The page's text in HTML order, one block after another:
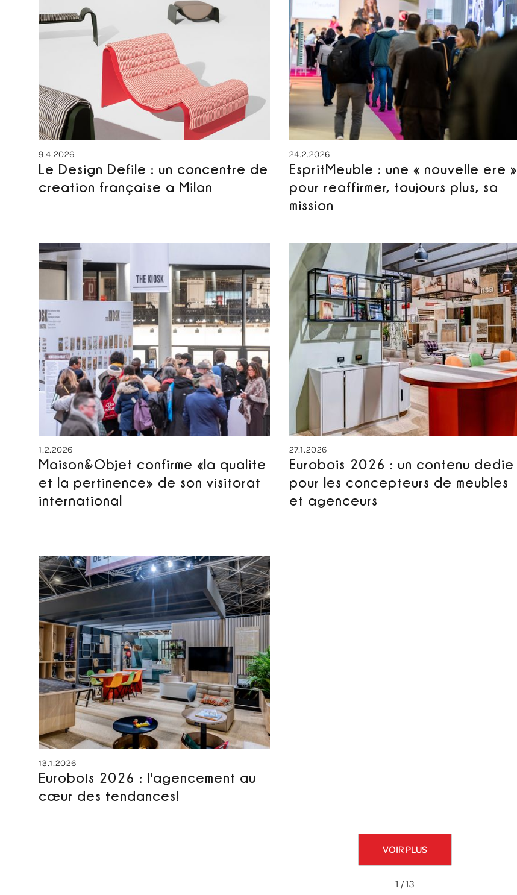
9.4.2026
Le Design Defile : un concentre de
creation française a Milan
24.2.2026
EspritMeuble : une « nouvelle ere »
pour reaffirmer, toujours plus, sa
mission
1.2.2026
Maison&Objet confirme «la qualite
et la pertinence» de son visitorat
international
27.1.2026
Eurobois 2026 : un contenu dedie
pour les concepteurs de meubles
et agenceurs
13.1.2026
Eurobois 2026 : l'agencement au
cœur des tendances!
VOIR PLUS
1 / 13